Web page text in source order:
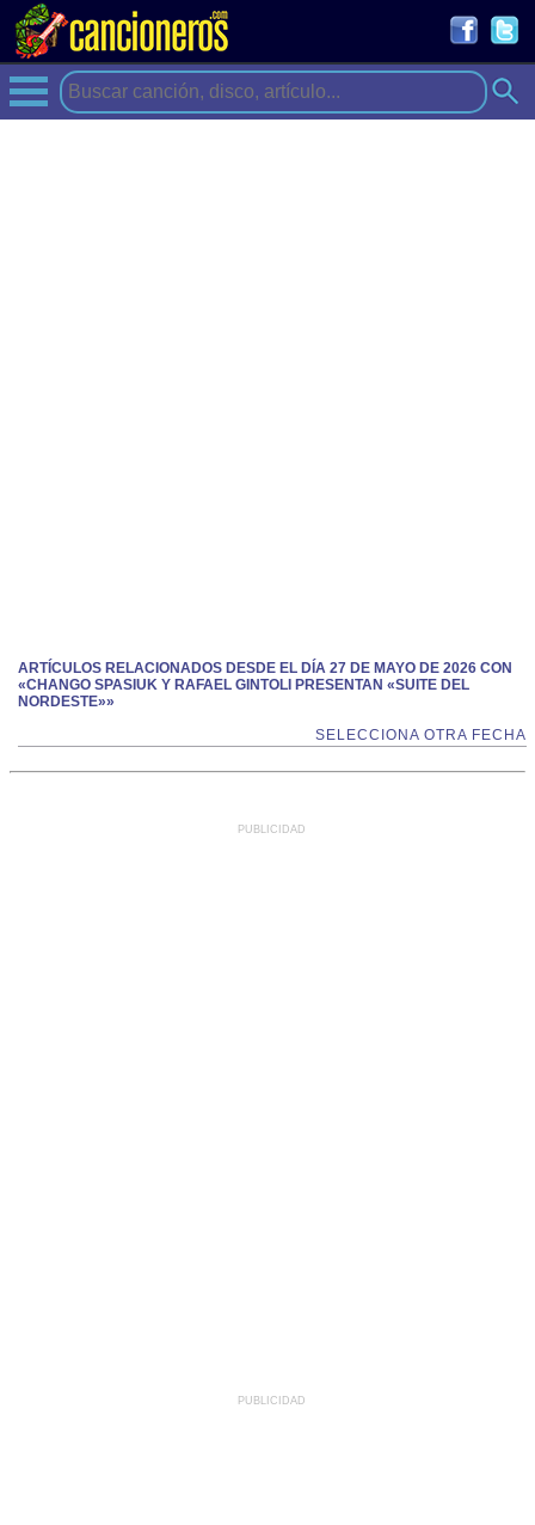
ARTÍCULOS RELACIONADOS DESDE EL DÍA 27 DE MAYO DE 2026 CON
«CHANGO SPASIUK Y RAFAEL GINTOLI PRESENTAN «SUITE DEL
NORDESTE»»
SELECCIONA OTRA FECHA
PUBLICIDAD
PUBLICIDAD